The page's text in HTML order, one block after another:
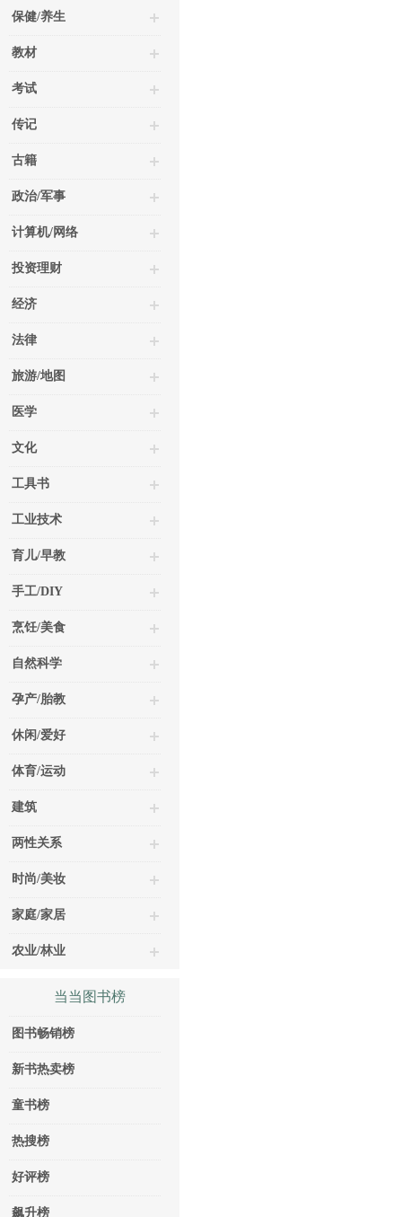
保健/养生
教材
考试
传记
古籍
政治/军事
计算机/网络
投资理财
经济
法律
旅游/地图
医学
文化
工具书
工业技术
育儿/早教
手工/DIY
烹饪/美食
自然科学
孕产/胎教
休闲/爱好
体育/运动
建筑
两性关系
时尚/美妆
家庭/家居
农业/林业
当当图书榜
图书畅销榜
新书热卖榜
童书榜
热搜榜
好评榜
飙升榜